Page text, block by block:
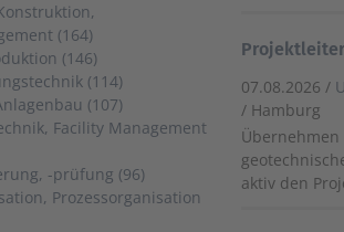
(164)
(146)
(114)
(107)
Facility Management
-prüfung (96)
Prozessorganisation
07.08.2026 /
/ Hamburg
Übernehmen
aktiv den